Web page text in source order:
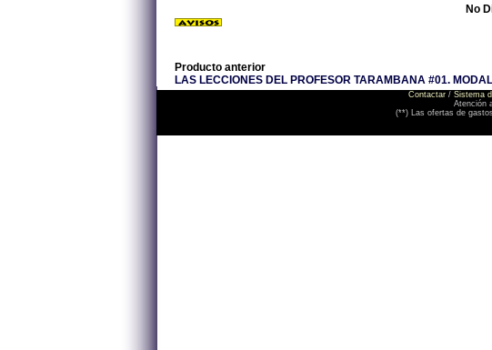
No
Producto anterior
LAS LECCIONES DEL PROFESOR TARAMBANA #01.
Contactar / Sistema
Atención
(**) Las ofertas de